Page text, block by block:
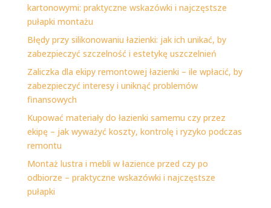
kartonowymi: praktyczne wskazówki i najczęstsze
pułapki montażu
Błędy przy silikonowaniu łazienki: jak ich unikać, by
zabezpieczyć szczelność i estetykę uszczelnień
Zaliczka dla ekipy remontowej łazienki – ile wpłacić, by
zabezpieczyć interesy i uniknąć problemów
finansowych
Kupować materiały do łazienki samemu czy przez
ekipę – jak wyważyć koszty, kontrolę i ryzyko podczas
remontu
Montaż lustra i mebli w łazience przed czy po
odbiorze – praktyczne wskazówki i najczęstsze
pułapki